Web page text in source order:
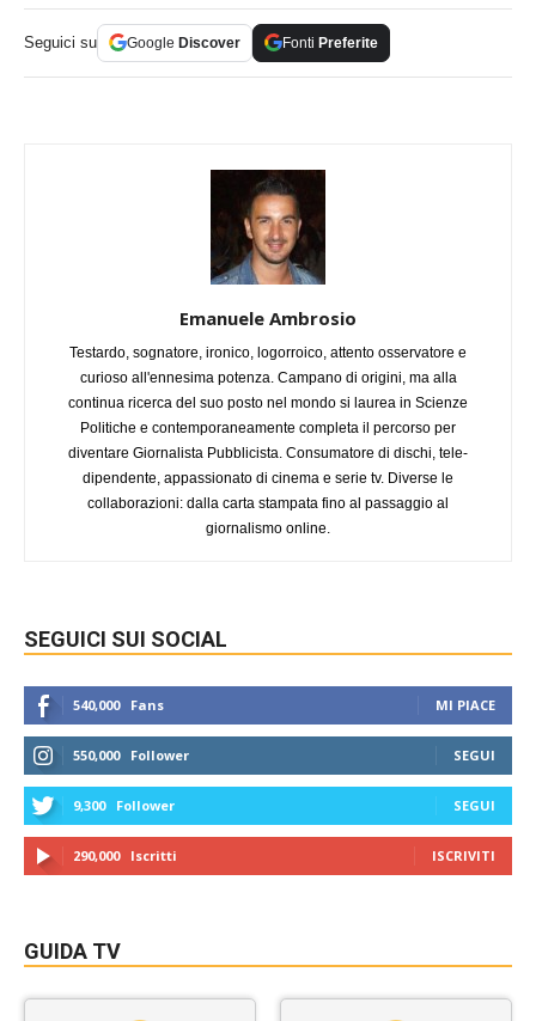
Seguici su Google Discover Fonti Preferite
Emanuele Ambrosio
Testardo, sognatore, ironico, logorroico, attento osservatore e
curioso all'ennesima potenza. Campano di origini, ma alla
continua ricerca del suo posto nel mondo si laurea in Scienze
Politiche e contemporaneamente completa il percorso per
diventare Giornalista Pubblicista. Consumatore di dischi, tele-
dipendente, appassionato di cinema e serie tv. Diverse le
collaborazioni: dalla carta stampata fino al passaggio al
giornalismo online.
SEGUICI SUI SOCIAL
540,000 Fans MI PIACE
550,000 Follower SEGUI
9,300 Follower SEGUI
290,000 Iscritti ISCRIVITI
GUIDA TV